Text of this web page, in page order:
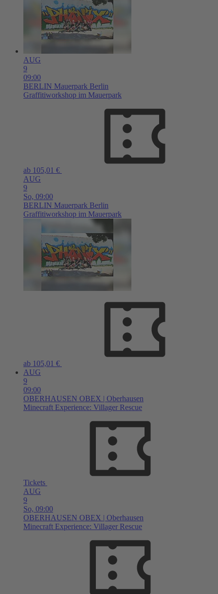
AUG
9
09:00
BERLIN Mauerpark Berlin
Graffitiworkshop im Mauerpark
ab 105,01 €
AUG
9
So, 09:00
BERLIN Mauerpark Berlin
Graffitiworkshop im Mauerpark
ab 105,01 €
AUG
9
09:00
OBERHAUSEN OBEX | Oberhausen
Minecraft Experience: Villager Rescue
Tickets
AUG
9
So, 09:00
OBERHAUSEN OBEX | Oberhausen
Minecraft Experience: Villager Rescue